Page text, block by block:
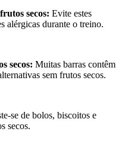
secos: Evite estes
alérgicas durante o treino.
secos: Muitas barras contêm
sem frutos secos.
se de bolos, biscoitos e
secos.